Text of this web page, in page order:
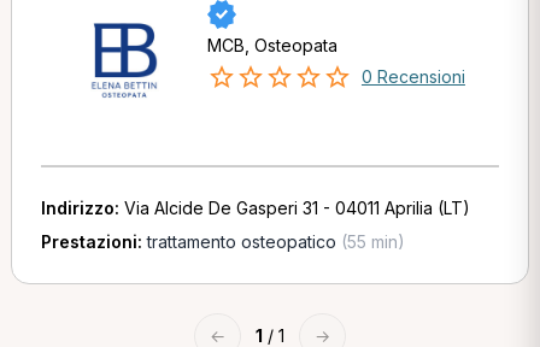
MCB, Osteopata
0 Recensioni
Indirizzo: Via Alcide De Gasperi 31 - 04011 Aprilia (LT)
Prestazioni:trattamento osteopatico (55 min)
← 1 / 1 →